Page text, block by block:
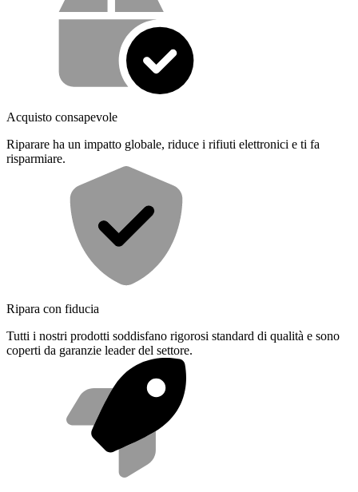
Acquisto consapevole
Riparare ha un impatto globale, riduce i rifiuti elettronici e ti fa
risparmiare.
Ripara con fiducia
Tutti i nostri prodotti soddisfano rigorosi standard di qualità e sono
coperti da garanzie leader del settore.